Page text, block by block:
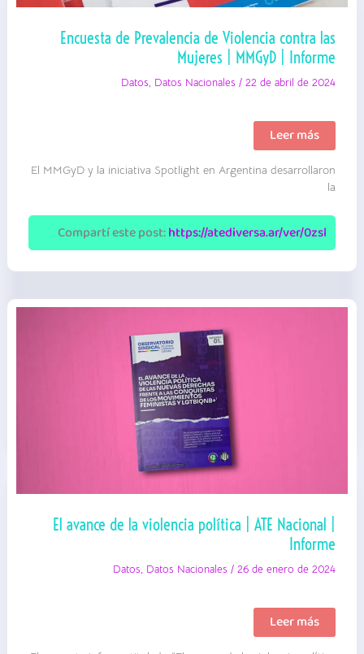
Encuesta de Prevalencia de Violencia contra las
Mujeres | MMGyD | Informe
Datos, Datos Nacionales /22 de abril de 2024
Encuesta
de
Prevalencia
de
las
Mujeres
|
MMGyD
Informe
Leer más
El MMGyD y la iniciativa Spotlight en Argentina desarrollaron
la
Compartí este post:https://atediversa.ar/ver/0zsl
El avance de la violencia política | ATE Nacional |
Informe
Datos, Datos Nacionales /26 de enero de 2024
El
avance
Leer más